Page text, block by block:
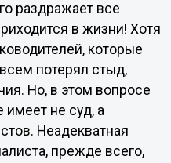
раздражает все
в жизни! Хотя
которые
потерял стыд,
Но, в этом вопросе
имеет не суд, а
Неадекватная
прежде всего,